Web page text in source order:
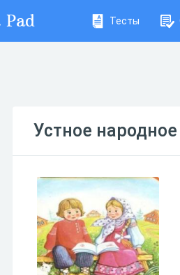
Тесты
Устное